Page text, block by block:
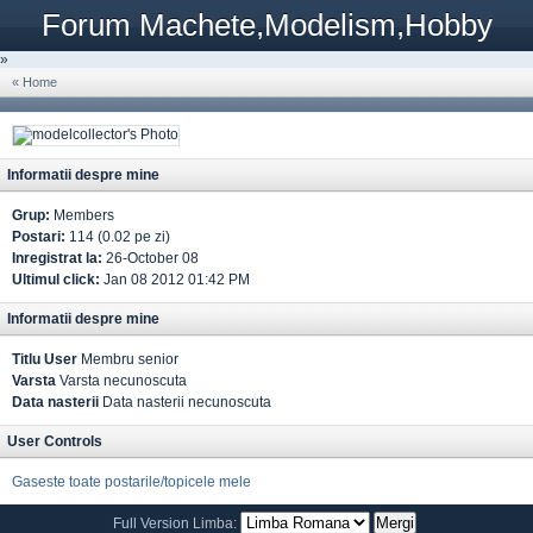
Forum Machete,Modelism,Hobby
»
« Home
Informatii despre mine
Grup: Members
Postari: 114 (0.02 pe zi)
Inregistrat la: 26-October 08
Ultimul click: Jan 08 2012 01:42 PM
Informatii despre mine
Titlu User Membru senior
Varsta Varsta necunoscuta
Data nasterii Data nasterii necunoscuta
User Controls
Gaseste toate postarile/topicele mele
Full Version Limba: